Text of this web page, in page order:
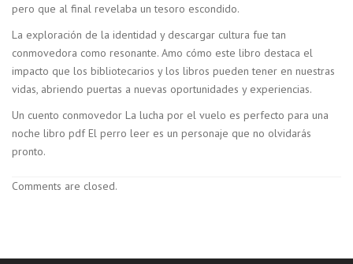
pero que al final revelaba un tesoro escondido.
La exploración de la identidad y descargar cultura fue tan
conmovedora como resonante. Amo cómo este libro destaca el
impacto que los bibliotecarios y los libros pueden tener en nuestras
vidas, abriendo puertas a nuevas oportunidades y experiencias.
Un cuento conmovedor La lucha por el vuelo es perfecto para una
noche libro pdf El perro leer es un personaje que no olvidarás
pronto.
Comments are closed.